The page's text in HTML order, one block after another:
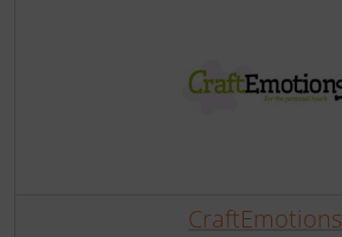
CraftEmotions